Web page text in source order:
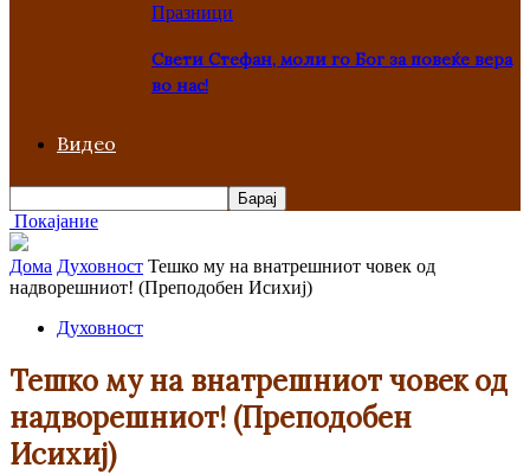
Празници
Свети Стефан, моли го Бог за повеќе вера
во нас!
Видео
Покајание
Дома Духовност Тешко му на внатрешниот човек од
надворешниот! (Преподобен Исихиј)
Духовност
Тешко му на внатрешниот човек од
надворешниот! (Преподобен
Исихиј)